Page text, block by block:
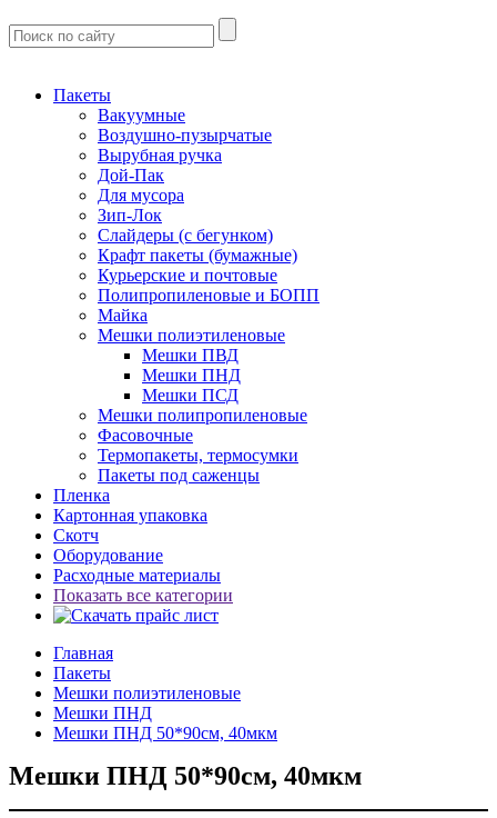
Пакеты
Вакуумные
Воздушно-пузырчатые
Вырубная ручка
Дой-Пак
Для мусора
Зип-Лок
Слайдеры (с бегунком)
Крафт пакеты (бумажные)
Курьерские и почтовые
Полипропиленовые и БОПП
Майка
Мешки полиэтиленовые
Мешки ПВД
Мешки ПНД
Мешки ПСД
Мешки полипропиленовые
Фасовочные
Термопакеты, термосумки
Пакеты под саженцы
Пленка
Картонная упаковка
Скотч
Оборудование
Расходные материалы
Показать все категории
Главная
Пакеты
Мешки полиэтиленовые
Мешки ПНД
Мешки ПНД 50*90см, 40мкм
Мешки ПНД 50*90см, 40мкм